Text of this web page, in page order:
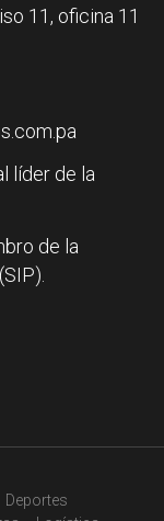
11, oficina 11
líder de la
de la
Deportes